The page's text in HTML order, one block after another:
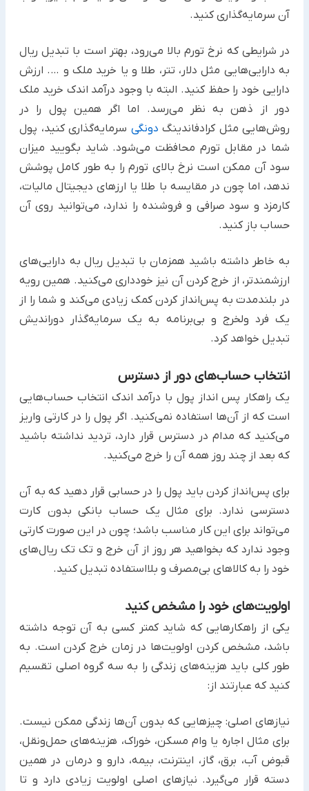
آن سرمایه‌گذاری کنید.
در شرایطی که نرخ تورم بالا می‌رود، بهتر است با تبدیل ریال
به دارایی‌هایی مثل دلار، تتر، طلا و یا خرید ملک و …. ارزش
‏دارایی خود را حفظ کنید. البته با وجود درآمد اندک خرید ملک
دور از ذهن به نظر می‌رسد. اما اگر همین پول را در
روش‌هایی ‏مثل کرادفاندینگ دونگی سرمایه‌گذاری کنید، پول
شما در مقابل تورم محافظت می‌شود. شاید بگویید میزان
سود آن ممکن ‏است نرخ بالای تورم را به طور کامل پوشش
ندهد، اما چون در مقایسه با طلا یا ارزهای دیجیتال مالیات،
کارمزد و سود ‏صرافی و فروشنده را ندارد، می‌توانید روی آن
حساب باز کنید.‏
به خاطر داشته باشید همزمان با تبدیل ریال به دارایی‌های
ارزشمندتر، از خرج کردن آن نیز خودداری می‌کنید. همین رویه
در ‏بلندمدت به پس‌انداز کردن کمک زیادی می‌کند و شما را از
یک فرد ولخرج و بی‌برنامه به یک سرمایه‌گذار دوراندیش
تبدیل ‏خواهد کرد.‏
انتخاب حساب‌های دور از دسترس
یک راهکار پس انداز پول با درآمد اندک انتخاب حساب‌هایی
است که از آن‌ها استفاده نمی‌کنید. اگر پول را در کارتی واریز
‏می‌کنید که مدام در دسترس قرار دارد، تردید نداشته باشید
که بعد از چند روز همه آن را خرج می‌کنید.
برای پس‌انداز کردن باید پول را در حسابی قرار دهید که به آن
دسترسی ندارد. برای مثال یک حساب بانکی بدون کارت
‏می‌تواند برای این کار مناسب باشد؛ چون در این صورت کارتی
وجود ندارد که بخواهید هر روز از آن خرج و تک تک ریال‌های
‏خود را به کالاهای بی‌مصرف و بلااستفاده تبدیل کنید.‏
اولویت‌های خود را مشخص کنید
یکی از راهکارهایی که شاید کمتر کسی به آن توجه داشته
باشد، مشخص کردن اولویت‌ها در زمان خرج کردن است. به
طور ‏کلی باید هزینه‌های زندگی را به سه گروه اصلی تقسیم
کنید که عبارتند از:‏
نیازهای اصلی: چیزهایی که بدون آن‌ها زندگی ممکن نیست.
برای مثال اجاره یا وام مسکن، خوراک، هزینه‌های حمل‌ونقل،
‏قبوض آب، برق، گاز، اینترنت، بیمه، دارو و درمان در همین
دسته قرار می‌گیرد. نیازهای اصلی اولویت زیادی دارد و تا